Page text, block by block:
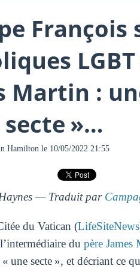
François
Martin :
secte »…
Hamiltonle 10/05/2022 21:55
— Traduit par
du Vatican (LifeSiteNews
du père James
« une secte », et décriant ce